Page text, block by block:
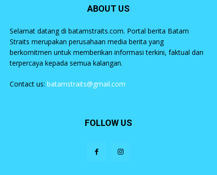
ABOUT US
Selamat datang di batamstraits.com. Portal berita Batam
Straits merupakan perusahaan media berita yang
berkomitmen untuk memberikan informasi terkini, faktual dan
terpercaya kepada semua kalangan.
Contact us: batamstraits@gmail.com
FOLLOW US